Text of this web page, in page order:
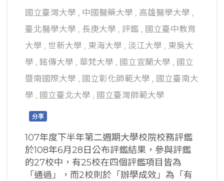
國立臺灣大學 , 中國醫藥大學 , 高雄醫學大學 ,
臺北醫學大學 , 長庚大學 , 評鑑 , 國立臺中教育
大學 , 世新大學 , 東海大學 , 淡江大學 , 東吳大
學 , 銘傳大學 , 華梵大學 , 國立宜蘭大學 , 國立
暨南國際大學 , 國立彰化師範大學 , 國立臺南大
學 , 國立臺北大學 , 國立臺灣師範大學
分享
107年度下半年第二週期大學校院校務評鑑
於108年6月28日公布評鑑結果，參與評鑑
的27校中，有25校在四個評鑑項目皆為
「通過」，而2校則於「辦學成效」為「有